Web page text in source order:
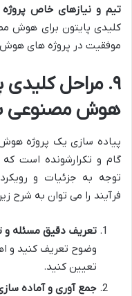
تیم و نیازهای خاص پروژه
کلیدی پایتون برای هوش
موفقیت در پروژه های
۹. مراحل
هوش مصنوعی
پیاده سازی یک پروژه
گام و تکرارشونده است
توجه به جزئیات و
فرآیند را می توان به شرح
تعریف دقیق مسئله و
وضوح تعریف کنید و
تعیین کنید.
جمع آوری و آماده